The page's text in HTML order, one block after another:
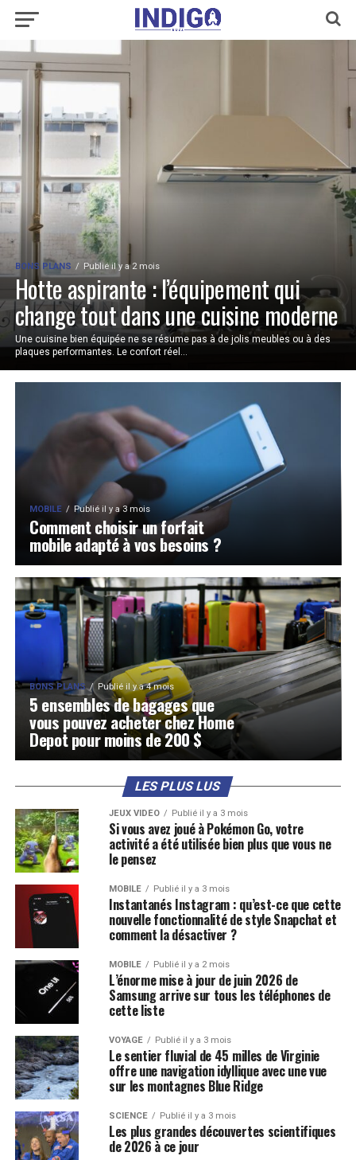
BONS PLANS Publié il y a 2 mois
Hotte aspirante : l’équipement qui
change tout dans une cuisine moderne
Une cuisine bien équipée ne se résume pas à de jolis meubles ou à des
plaques performantes. Le confort réel...
MOBILE Publié il y a 3 mois
Comment choisir un forfait
mobile adapté à vos besoins ?
BONS PLANS Publié il y a 4 mois
5 ensembles de bagages que
vous pouvez acheter chez Home
Depot pour moins de 200 $
LES PLUS LUS
JEUX VIDÉO Publié il y a 3 mois
Si vous avez joué à Pokémon Go, votre
activité a été utilisée bien plus que vous ne
le pensez
MOBILE Publié il y a 3 mois
Instantanés Instagram : qu’est-ce que cette
nouvelle fonctionnalité de style Snapchat et
comment la désactiver ?
MOBILE Publié il y a 2 mois
L’énorme mise à jour de juin 2026 de
Samsung arrive sur tous les téléphones de
cette liste
VOYAGE Publié il y a 3 mois
Le sentier fluvial de 45 milles de Virginie
offre une navigation idyllique avec une vue
sur les montagnes Blue Ridge
SCIENCE Publié il y a 3 mois
Les plus grandes découvertes scientifiques
de 2026 à ce jour